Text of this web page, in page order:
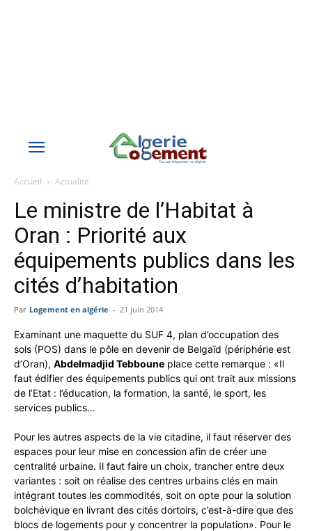
Accueil Actualite
Le ministre de l’Habitat à
Oran : Priorité aux
équipements publics dans les
cités d’habitation
Par Logement en algérie - 21 juin 2014
Examinant une maquette du SUF 4, plan d’occupation des
sols (POS) dans le pôle en devenir de Belgaïd (périphérie est
d’Oran), Abdelmadjid Tebboune place cette remarque : «Il
faut édifier des équipements publics qui ont trait aux missions
de l’Etat : l’éducation, la formation, la santé, le sport, les
services publics…
Pour les autres aspects de la vie citadine, il faut réserver des
espaces pour leur mise en concession afin de créer une
centralité urbaine. Il faut faire un choix, trancher entre deux
variantes : soit on réalise des centres urbains clés en main
intégrant toutes les commodités, soit on opte pour la solution
bolchévique en livrant des cités dortoirs, c’est-à-dire que des
blocs de logements pour y concentrer la population». Pour le